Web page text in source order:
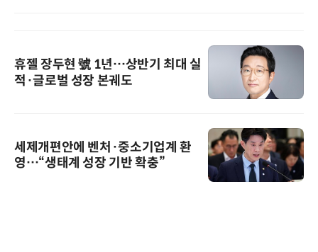
휴젤 장두현 號 1년…상반기 최대 실
적·글로벌 성장 본궤도
세제개편안에 벤처·중소기업계 환
영…“생태계 성장 기반 확충”